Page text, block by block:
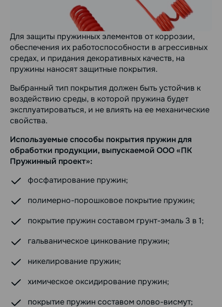
Для защиты пружинных элементов от коррозии,
обеспечения их работоспособности в агрессивных
средах, и придания декоративных качеств, на
пружины наносят защитные покрытия.
Выбранный тип покрытия должен быть устойчив к
воздействию среды, в которой пружина будет
эксплуатироваться, и не влиять на ее механические
свойства.
Используемые способы покрытия пружин для
обработки продукции, выпускаемой ООО «ПК
Пружинный проект»:
фосфатирование пружин;
полимерно-порошковое покрытие пружин;
покрытие пружин составом грунт-эмаль 3 в 1;
гальваническое цинкование пружин;
никелирование пружин;
химическое оксидирование пружин;
покрытие пружин составом олово-висмут;